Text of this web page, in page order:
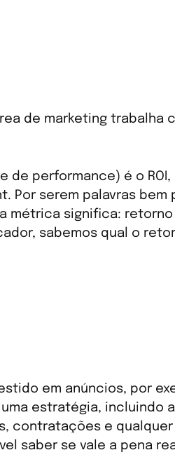
de marketing trabalha
de performance) é o ROI,
Por serem palavras bem
métrica significa:
sabemos qual o
em anúncios, por
estratégia, incluindo
contratações e
saber se vale a pena